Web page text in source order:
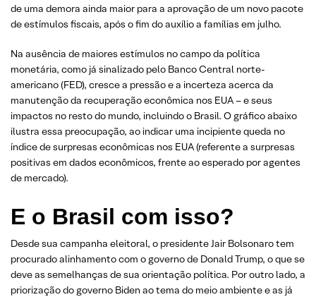
de uma demora ainda maior para a aprovação de um novo pacote
de estímulos fiscais, após o fim do auxílio a famílias em julho.
Na ausência de maiores estímulos no campo da política
monetária, como já sinalizado pelo Banco Central norte-
americano (FED), cresce a pressão e a incerteza acerca da
manutenção da recuperação econômica nos EUA – e seus
impactos no resto do mundo, incluindo o Brasil. O gráfico abaixo
ilustra essa preocupação, ao indicar uma incipiente queda no
índice de surpresas econômicas nos EUA (referente a surpresas
positivas em dados econômicos, frente ao esperado por agentes
de mercado).
E o Brasil com isso?
Desde sua campanha eleitoral, o presidente Jair Bolsonaro tem
procurado alinhamento com o governo de Donald Trump, o que se
deve as semelhanças de sua orientação política. Por outro lado, a
priorização do governo Biden ao tema do meio ambiente e as já